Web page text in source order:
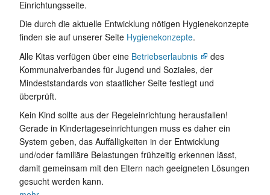
Einrichtungsseite.
Die durch die aktuelle Entwicklung nötigen Hygienekonzepte
finden sie auf unserer Seite Hygienekonzepte.
Alle Kitas verfügen über eine Betriebserlaubnis
des
Kommunalverbandes für Jugend und Soziales, der
Mindeststandards von staatlicher Seite festlegt und
überprüft.
Kein Kind sollte aus der Regeleinrichtung herausfallen!
Gerade in Kindertageseinrichtungen muss es daher ein
System geben, das Auffälligkeiten in der Entwicklung
und/oder familiäre Belastungen frühzeitig erkennen lässt,
damit gemeinsam mit den Eltern nach geeigneten Lösungen
gesucht werden kann.